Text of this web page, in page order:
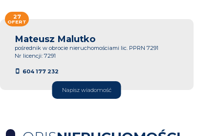
Mateusz Malutko
pośrednik w obrocie nieruchomościami lic. PPRN 7291
Nr licencji: 7291
604 177 232
Napisz wiadomość
27
OFERT